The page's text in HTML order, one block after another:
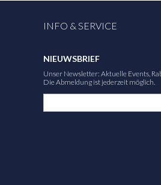
INFO & SERVICE
NIEUWSBRIEF
Unser Newsletter: Aktuelle Events,
Die Abmeldung ist jederzeit möglich.